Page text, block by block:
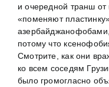
и очередной транш от
«поменяют
потому что
Смотрите, как они
ко всем соседям
было громогласно